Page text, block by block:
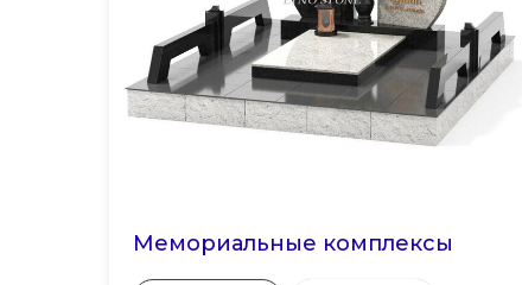
Мемориальные комплексы